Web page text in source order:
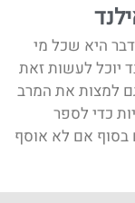
היא שכל מי
יוכל לעשות זאת
למצות את המרב
כדי לספר
בסוף אם לא אוסף